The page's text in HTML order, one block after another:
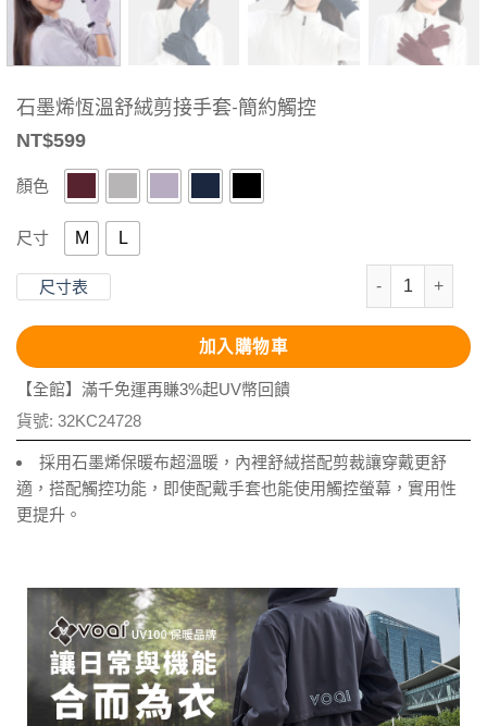
石墨烯恆溫舒絨剪接手套-簡約觸控
NT$599
顏色
尺寸 M L
尺寸表
石墨烯恆溫舒
加入購物車
【全館】滿千免運再賺3%起UV幣回饋
貨號: 32KC24728
採用石墨烯保暖布超溫暖，內裡舒絨搭配剪裁讓穿戴更舒
適，搭配觸控功能，即使配戴手套也能使用觸控螢幕，實用性
更提升。